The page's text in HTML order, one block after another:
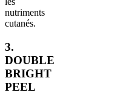
nutriments
cutanés.
3.
DOUBLE
BRIGHT
PEEL